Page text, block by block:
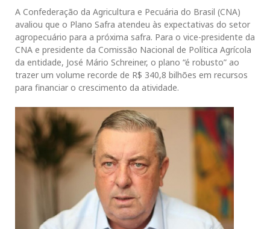
A Confederação da Agricultura e Pecuária do Brasil (CNA)
avaliou que o Plano Safra atendeu às expectativas do setor
agropecuário para a próxima safra. Para o vice-presidente da
CNA e presidente da Comissão Nacional de Política Agrícola
da entidade, José Mário Schreiner, o plano “é robusto” ao
trazer um volume recorde de R$ 340,8 bilhões em recursos
para financiar o crescimento da atividade.